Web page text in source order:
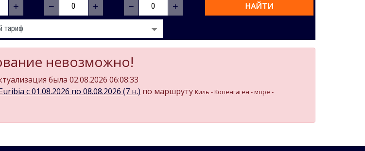
+ − + − + НАЙТИ
невозможно!
была 02.08.2026 06:08:33
c 01.08.2026 по 08.08.2026 (7 н.) по маршруту Киль - Копенгаген - море -